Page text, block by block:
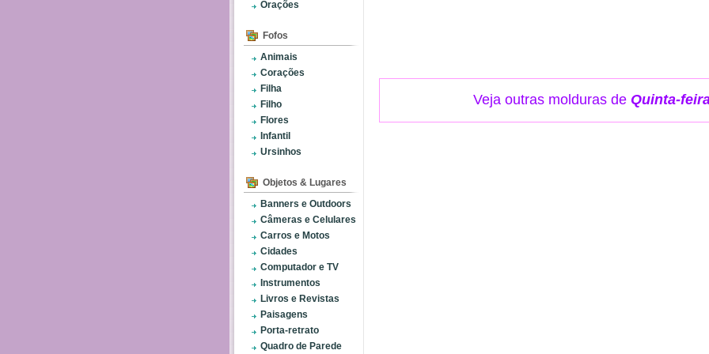
Orações
Fofos
Animais
Corações
Filha
Filho
Flores
Infantil
Ursinhos
Objetos & Lugares
Banners e Outdoors
Câmeras e Celulares
Carros e Motos
Cidades
Computador e TV
Instrumentos
Livros e Revistas
Paisagens
Porta-retrato
Quadro de Parede
Veja outras molduras de Quinta-